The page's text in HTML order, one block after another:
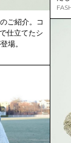
ご紹介。コ
仕立てたシ
場。